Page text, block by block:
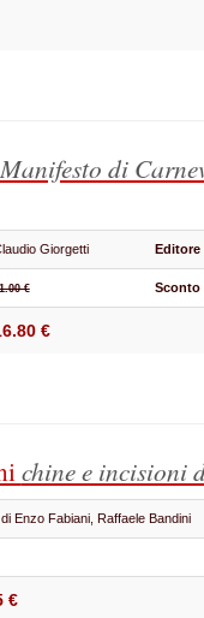
di
Giorgetti Editore
€ Sconto
€
chine e incisioni
Enzo Fabiani, Raffaele Bandini
€